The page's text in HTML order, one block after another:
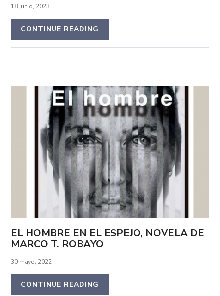
18 junio, 2023
CONTINUE READING
EL HOMBRE EN EL ESPEJO, NOVELA DE
MARCO T. ROBAYO
30 mayo, 2022
CONTINUE READING